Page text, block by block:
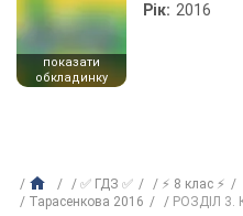
показати
обкладинку
Рік: 2016
✅ ГДЗ ✅ ⚡ 8 клас ⚡
Тарасенкова 2016
РОЗДІЛ 3.